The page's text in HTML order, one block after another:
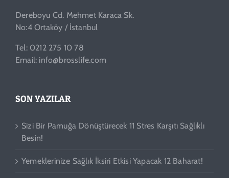
Dereboyu Cd. Mehmet Karaca Sk.
No:4 Ortaköy / İstanbul
Tel: 0212 275 10 78
Email: info@brosslife.com
SON YAZILAR
Sizi Bir Pamuğa Dönüştürecek 11 Stres Karşıtı Sağlıklı
Besin!
Yemeklerinize Sağlık İksiri Etkisi Yapacak 12 Baharat!